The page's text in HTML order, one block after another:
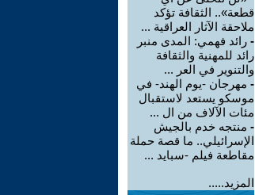
قطعة».. الثقافة تؤكد
ملاحقة الآثار العراقية ...
- رائد فهمي: المدى منبر
رائد للمهنية والثقافة
والتنوير في العر ...
- مهرجان -يوم الهند- في
موسكو يستعد لاستقبال
مئات الآلاف من ال ...
- منتجه خدم بالجيش
الإسرائيلي.. ما قصة حملة
مقاطعة فيلم -سبايد ...
المزيد.....